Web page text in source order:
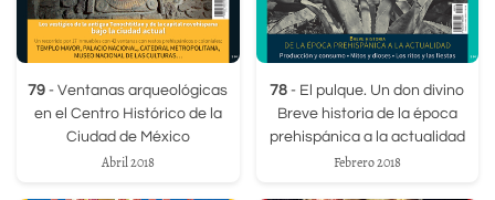
79 - Ventanas arqueológicas
en el Centro Histórico de la
Ciudad de México
Abril 2018
78 - El pulque. Un don divino
Breve historia de la época
prehispánica a la actualidad
Febrero 2018